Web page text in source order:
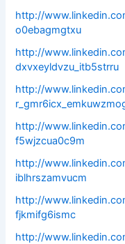
http://
o0ebagmgtxu
http://
dxvxeyldvzu_itb5strru
http://
http://
f5wjzcua0c9m
http://
iblhrszamvucm
http://
fjkmifg6ismc
http://